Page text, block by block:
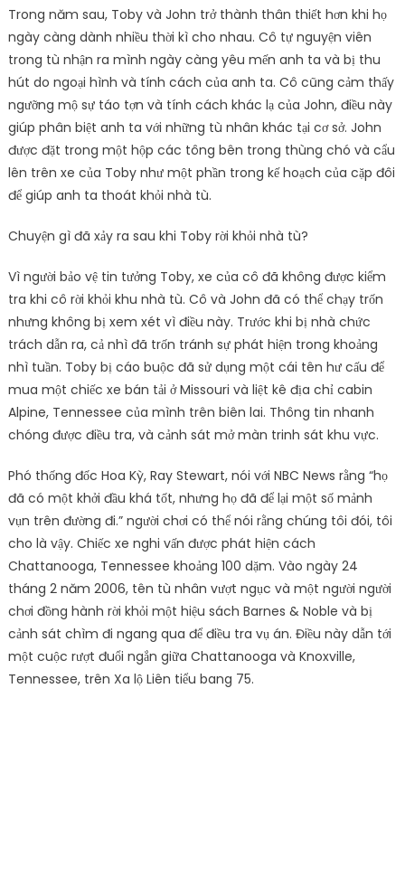
Trong năm sau, Toby và John trở thành thân thiết hơn khi họ
ngày càng dành nhiều thời kì cho nhau. Cô tự nguyện viên
trong tù nhận ra mình ngày càng yêu mến anh ta và bị thu
hút do ngoại hình và tính cách của anh ta. Cô cũng cảm thấy
ngưỡng mộ sự táo tợn và tính cách khác lạ của John, điều này
giúp phân biệt anh ta với những tù nhân khác tại cơ sở. John
được đặt trong một hộp các tông bên trong thùng chó và cẩu
lên trên xe của Toby như một phần trong kế hoạch của cặp đôi
để giúp anh ta thoát khỏi nhà tù.
Chuyện gì đã xảy ra sau khi Toby rời khỏi nhà tù?
Vì người bảo vệ tin tưởng Toby, xe của cô đã không được kiểm
tra khi cô rời khỏi khu nhà tù. Cô và John đã có thể chạy trốn
nhưng không bị xem xét vì điều này. Trước khi bị nhà chức
trách dẫn ra, cả nhì đã trốn tránh sự phát hiện trong khoảng
nhì tuần. Toby bị cáo buộc đã sử dụng một cái tên hư cấu để
mua một chiếc xe bán tải ở Missouri và liệt kê địa chỉ cabin
Alpine, Tennessee của mình trên biên lai. Thông tin nhanh
chóng được điều tra, và cảnh sát mở màn trinh sát khu vực.
Phó thống đốc Hoa Kỳ, Ray Stewart, nói với NBC News rằng “họ
đã có một khởi đầu khá tốt, nhưng họ đã để lại một số mảnh
vụn trên đường đi.” người chơi có thể nói rằng chúng tôi đói, tôi
cho là vậy. Chiếc xe nghi vấn được phát hiện cách
Chattanooga, Tennessee khoảng 100 dặm. Vào ngày 24
tháng 2 năm 2006, tên tù nhân vượt ngục và một người người
chơi đồng hành rời khỏi một hiệu sách Barnes & Noble và bị
cảnh sát chìm đi ngang qua để điều tra vụ án. Điều này dẫn tới
một cuộc rượt đuổi ngắn giữa Chattanooga và Knoxville,
Tennessee, trên Xa lộ Liên tiểu bang 75.